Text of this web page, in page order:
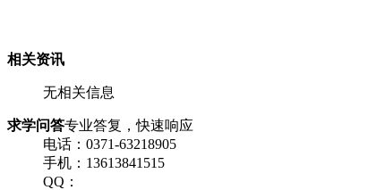
相关资讯
无相关信息
求学问答专业答复，快速响应
电话：0371-63218905
手机：13613841515
QQ：